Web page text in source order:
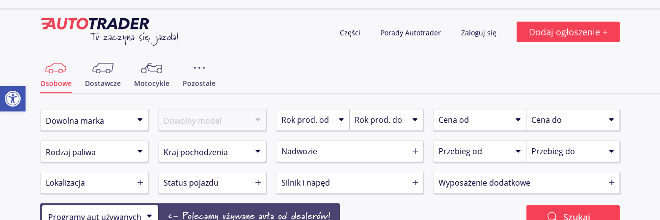
Części Porady Autotrader Zaloguj się Dodaj ogłoszenie +
Osobowe Dostawcze Motocykle Pozostałe
Nadwozie
Lokalizacja Status pojazdu Silnik i napęd Wyposażenie dodatkowe
Szukaj
Otwórz pasek narzędzi